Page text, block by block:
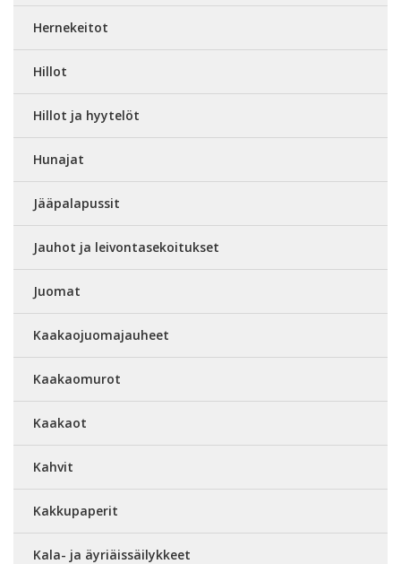
Hernekeitot
Hillot
Hillot ja hyytelöt
Hunajat
Jääpalapussit
Jauhot ja leivontasekoitukset
Juomat
Kaakaojuomajauheet
Kaakaomurot
Kaakaot
Kahvit
Kakkupaperit
Kala- ja äyriäissäilykkeet